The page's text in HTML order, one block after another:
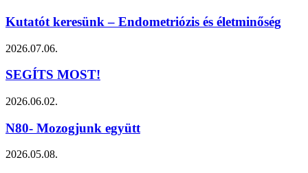
Kutatót keresünk – Endometriózis és életminőség
2026.07.06.
SEGÍTS MOST!
2026.06.02.
N80- Mozogjunk együtt
2026.05.08.